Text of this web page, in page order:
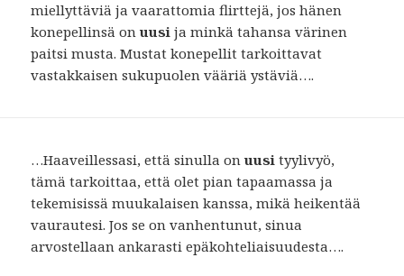
miellyttäviä ja vaarattomia flirttejä, jos hänen
konepellinsä onuusi ja minkä tahansa värinen
paitsi musta. Mustat konepellit tarkoittavat
vastakkaisen sukupuolen vääriä ystäviä….
…Haaveillessasi, että sinulla onuusi tyylivyö,
tämä tarkoittaa, että olet pian tapaamassa ja
tekemisissä muukalaisen kanssa, mikä heikentää
vaurautesi. Jos se on vanhentunut, sinua
arvostellaan ankarasti epäkohteliaisuudesta….